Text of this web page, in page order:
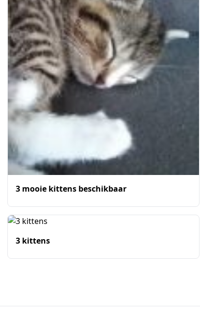
3 mooie kittens beschikbaar
3 kittens